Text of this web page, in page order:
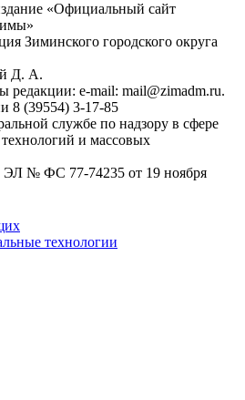
«Официальный сайт
Зиминского городского округа
Д. А.
редакции: e-mail: mail@zimadm.ru.
8 (39554) 3-17-85
службе по надзору в сфере
и массовых
ЭЛ № ФС 77-74235 от 19 ноября
технологии